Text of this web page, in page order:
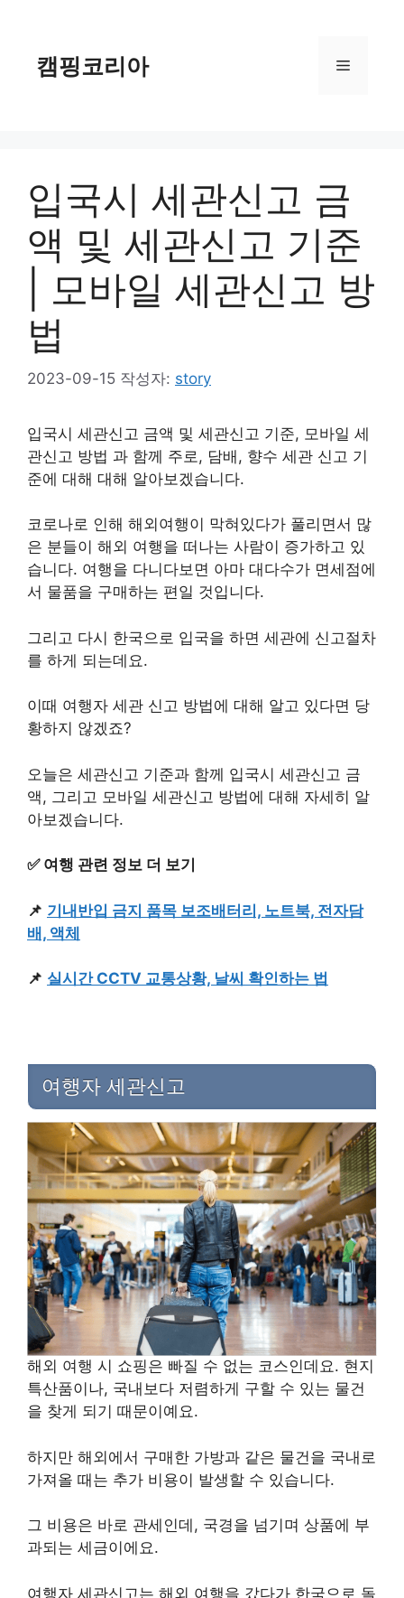
캠핑코리아 메
입국시 세관신고 금
액 및 세관신고 기준
| 모바일 세관신고 방
법
2023-09-15 작성자: story
입국시 세관신고 금액 및 세관신고 기준, 모바일 세
관신고 방법 과 함께 주로, 담배, 향수 세관 신고 기
준에 대해 대해 알아보겠습니다.
코로나로 인해 해외여행이 막혀있다가 풀리면서 많
은 분들이 해외 여행을 떠나는 사람이 증가하고 있
습니다. 여행을 다니다보면 아마 대다수가 면세점에
서 물품을 구매하는 편일 것입니다.
그리고 다시 한국으로 입국을 하면 세관에 신고절차
를 하게 되는데요.
이때 여행자 세관 신고 방법에 대해 알고 있다면 당
황하지 않겠죠?
오늘은 세관신고 기준과 함께 입국시 세관신고 금
액, 그리고 모바일 세관신고 방법에 대해 자세히 알
아보겠습니다.
✅ 여행 관련 정보 더 보기
📌 기내반입 금지 품목 보조배터리, 노트북, 전자담
배, 액체
📌 실시간 CCTV 교통상황, 날씨 확인하는 법
여행자 세관신고
해외 여행 시 쇼핑은 빠질 수 없는 코스인데요. 현지
특산품이나, 국내보다 저렴하게 구할 수 있는 물건
을 찾게 되기 때문이예요.
하지만 해외에서 구매한 가방과 같은 물건을 국내로
가져올 때는 추가 비용이 발생할 수 있습니다.
그 비용은 바로 관세인데, 국경을 넘기며 상품에 부
과되는 세금이에요.
여행자 세관신고는 해외 여행을 갔다가 한국으로 돌